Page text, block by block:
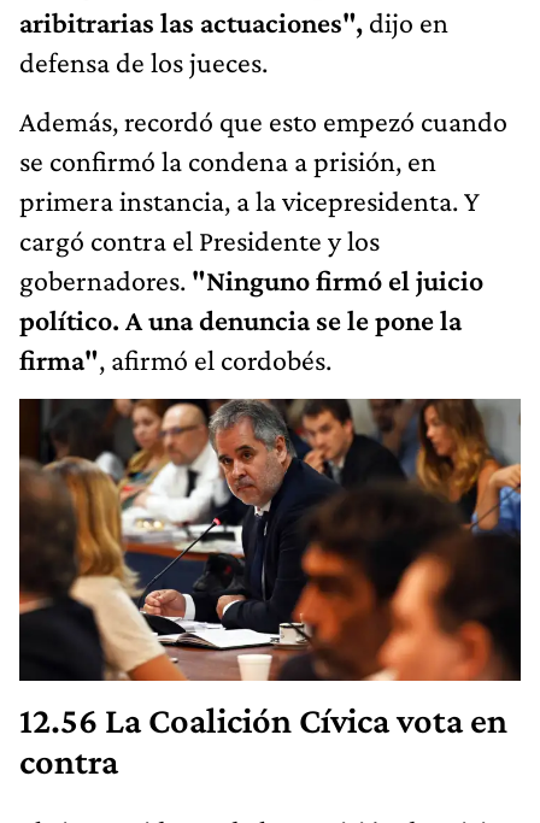
aribitrarias las actuaciones", dijo en
defensa de los jueces.
Además, recordó que esto empezó cuando
se confirmó la condena a prisión, en
primera instancia, a la vicepresidenta. Y
cargó contra el Presidente y los
gobernadores. "Ninguno firmó el juicio
político. A una denuncia se le pone la
firma", afirmó el cordobés.
12.56 La Coalición Cívica vota en
contra